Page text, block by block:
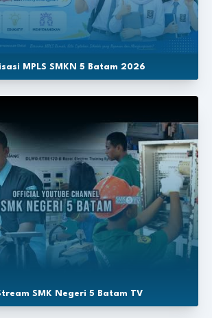
MPLS SMKN 5 Batam 2026
SMK Negeri 5 Batam TV